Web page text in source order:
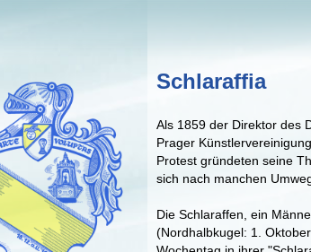
Schlaraffia
Als 1859 der Direktor des
Prager
Protest gründeten seine
sich nach manchen
Die Schlaraffen, ein
(Nordhalbkugel: 1.